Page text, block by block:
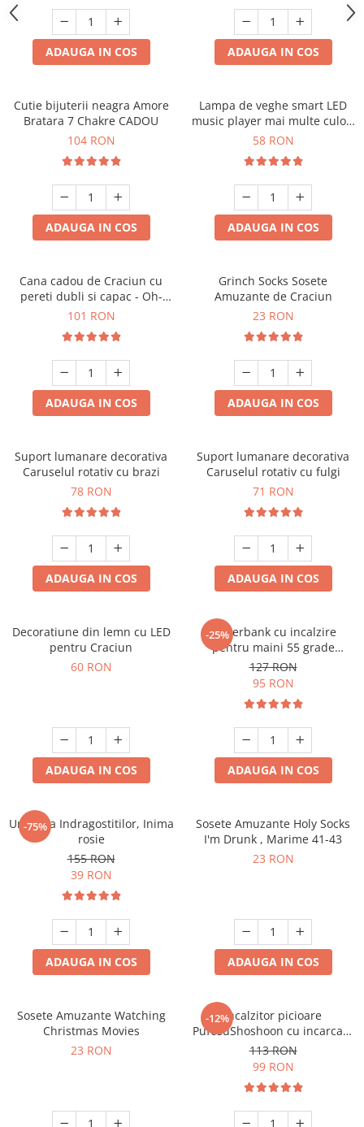
ADAUGA IN COS ADAUGA IN COS
Cutie bijuterii neagra Amore
Bratara 7 Chakre CADOU
104 RON
ADAUGA IN COS
Lampa de veghe smart LED
music player mai multe culori
touch control handsfree
58 RON
ADAUGA IN COS
Cana cadou de Craciun cu
pereti dubli si capac - Oh-
Brad-frumos
101 RON
ADAUGA IN COS
Grinch Socks Sosete
Amuzante de Craciun
23 RON
ADAUGA IN COS
Suport lumanare decorativa
Caruselul rotativ cu brazi
78 RON
ADAUGA IN COS
Suport lumanare decorativa
Caruselul rotativ cu fulgi
71 RON
ADAUGA IN COS
Decoratiune din lemn cu LED
pentru Craciun
60 RON
ADAUGA IN COS
-25%
Powerbank cu incalzire
pentru maini 55 grade
Bucuria frigurosilor
10000mAh
127 RON
95 RON
ADAUGA IN COS
-75%
Umbrela Indragostitilor, Inima
rosie
155 RON
39 RON
ADAUGA IN COS
Sosete Amuzante Holy Socks
I'm Drunk , Marime 41-43
23 RON
ADAUGA IN COS
Sosete Amuzante Watching
Christmas Movies
23 RON
-12%Incalzitor picioare
PufosuShoshoon cu incarcare
USB
113 RON
99 RON